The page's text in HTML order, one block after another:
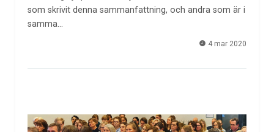
som skrivit denna sammanfattning, och andra som är i
samma…
4 mar 2020